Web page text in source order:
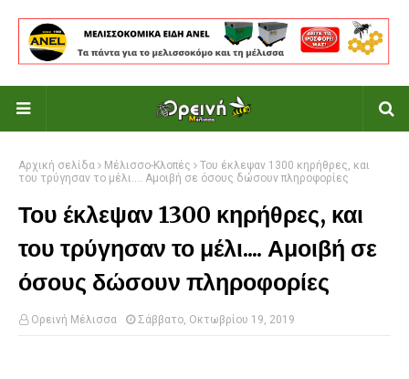
Αρχική σελίδα Μέλισσο-Κλοπές
Του έκλεψαν 1300 κηρήθρες, και
του τρύγησαν το μέλι.... Αμοιβή σε όσους δώσουν πληροφορίες
Του έκλεψαν 1300 κηρήθρες, και
του τρύγησαν το μέλι.... Αμοιβή σε
όσους δώσουν πληροφορίες
Ορεινή Μέλισσα Σάββατο, Οκτωβρίου 19, 2019